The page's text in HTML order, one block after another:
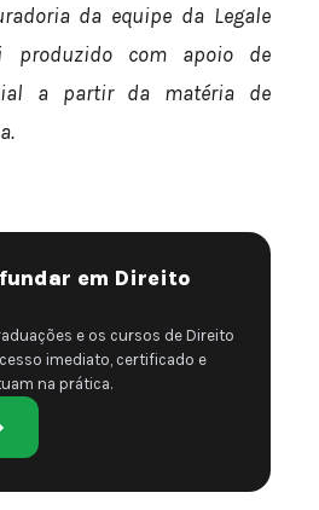
da equipe da Legale
produzido com apoio de
a partir da matéria de
em Direito
e os cursos de Direito
imediato, certificado e
na prática.